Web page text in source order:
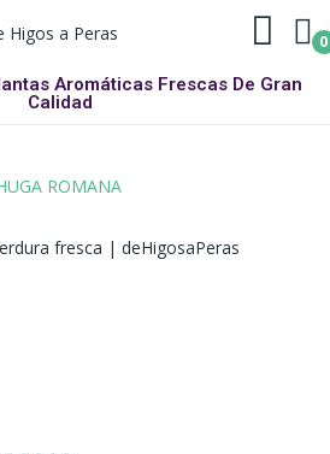
0
Aromáticas Frescas De Gran
Calidad
ROMANA